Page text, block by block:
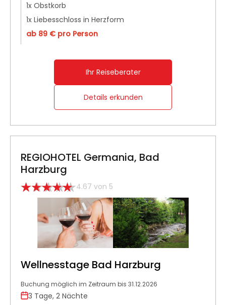
1x Obstkorb
1x Liebesschloss in Herzform
ab 89 € pro Person
Ihr Reiseberater
Details erkunden
REGIOHOTEL Germania, Bad
Harzburg
4.67 von 5
Wellnesstage Bad Harzburg
Buchung möglich im Zeitraum bis 31.12.2026
3 Tage, 2 Nächte